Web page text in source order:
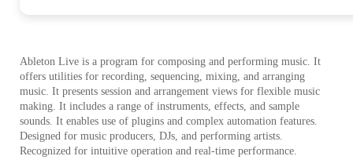
Ableton Live is a program for composing and performing music. It
offers utilities for recording, sequencing, mixing, and arranging
music. It presents session and arrangement views for flexible music
making. It includes a range of instruments, effects, and sample
sounds. It enables use of plugins and complex automation features.
Designed for music producers, DJs, and performing artists.
Recognized for intuitive operation and real-time performance.